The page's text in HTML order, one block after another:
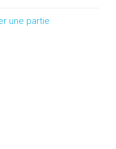
une partie